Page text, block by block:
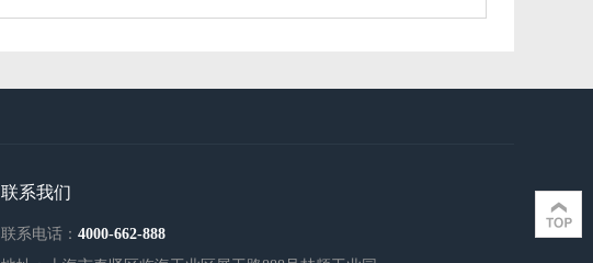
联系我们
联系电话： 4000-662-888